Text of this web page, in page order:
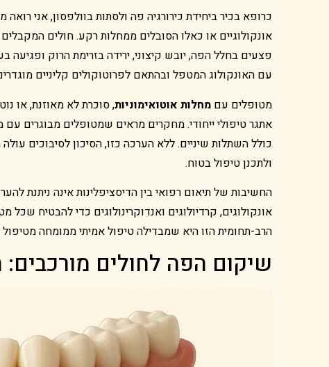
כרופא בכיר ביחידת כירורגיה פה ולסתות בוולפסון, אני
אונקולוגיים או כאלו הסובלים ממחלות רקע. חולים המקבלים
פצעים בחלל הפה, יובש קיצוני, ירידה בזרימת הרוק
עם האונקולוג המטפל ובהתאם לפרוטוקולים קליניים
מטופלים עם מחלות אוטואימוניות, סוכרת לא מאוזנת, או
אתגר טיפולי ייחודי. מחקרים מראים שמטופלים מבוגרים עם
כולל השתלות שיניים. ללא הערכה כזו, הסיכון לסיבוכים
ולתכנן טיפול בטוח.
החשיבות של תיאום רפואי בין הדיסציפלינות אינה ניתנת
אונקולוגים, קרדיולוגים ואנדוקרינולוגים כדי להבטיח
הרב-תחומית הזו היא שמבדילה טיפול אמיתי ממומחה מטיפול
שיקום הפה לחולים מורכבים: